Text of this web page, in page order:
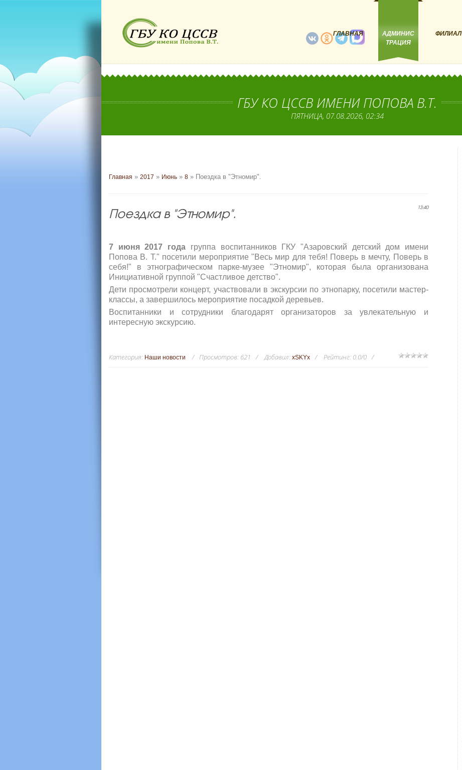
ГЛАВНАЯ
АДМИНИС
ТРАЦИЯ
ФИЛИАЛ
ГБУ КО ЦССВ ИМЕНИ ПОПОВА В.Т.
ПЯТНИЦА, 07.08.2026, 02:34
Главная » 2017 » Июнь » 8 » Поездка в "Этномир".
13:40
Поездка в "Этномир".
7 июня 2017 года группа воспитанников ГКУ "Азаровский детский дом имени
Попова В. Т." посетили мероприятие "Весь мир для тебя! Поверь в мечту, Поверь в
себя!" в этнографическом парке-музее "Этномир", которая была организована
Инициативной группой "Счастливое детство".
Дети просмотрели концерт, участвовали в экскурсии по этнопарку, посетили мастер-
классы, а завершилось мероприятие посадкой деревьев.
Воспитанники и сотрудники благодарят организаторов за увлекательную и
интересную экскурсию.
Категория: Наши новости Просмотров: 621 Добавил: xSKYx Рейтинг: 0.0/0